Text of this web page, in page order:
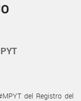
del Registro del